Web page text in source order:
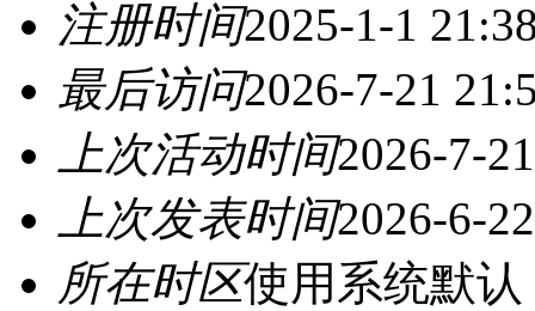
注册时间2025-1-1
最后访问2026-7-21
上次活动时间2026-7-
上次发表时间2026-6-
所在时区使用系统默认